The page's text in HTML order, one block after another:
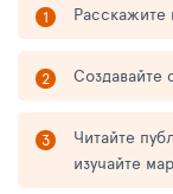
Расскажите
Создавайте
Читайте
изучайте